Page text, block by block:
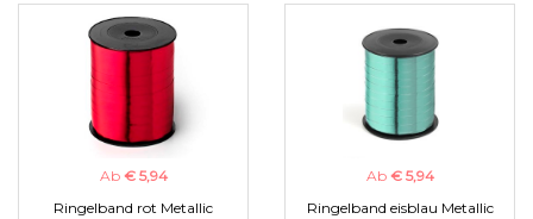
Ab € 5,94
Ringelband rot Metallic
Ab € 5,94
Ringelband eisblau Metallic